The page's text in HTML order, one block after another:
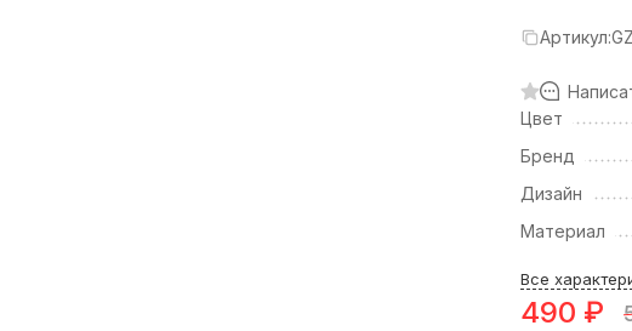
Артикул:
Цвет
Бренд
Дизайн
Материал
Все
490 ₽